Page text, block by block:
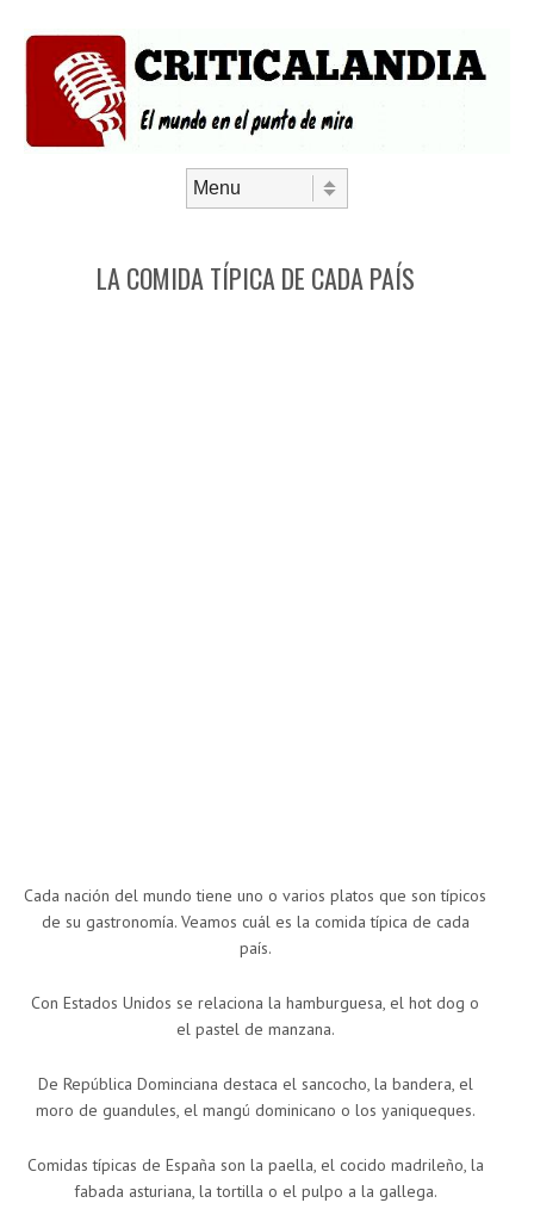
LA COMIDA TÍPICA DE CADA PAÍS
Cada nación del mundo tiene uno o varios platos que son típicos
de su gastronomía. Veamos cuál es la comida típica de cada
país.
Con Estados Unidos se relaciona la hamburguesa, el hot dog o
el pastel de manzana.
De República Dominciana destaca el sancocho, la bandera, el
moro de guandules, el mangú dominicano o los yaniqueques.
Comidas típicas de España son la paella, el cocido madrileño, la
fabada asturiana, la tortilla o el pulpo a la gallega.